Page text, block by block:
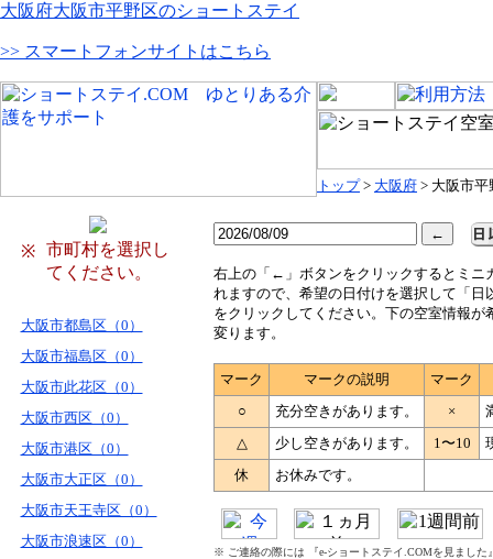
大阪府大阪市平野区のショートステイ
>> スマートフォンサイトはこちら
トップ> 大阪府 > 大阪市平
※
市町村を選択し
てください。
大阪市都島区（0）
大阪市福島区（0）
大阪市此花区（0）
大阪市西区（0）
大阪市港区（0）
大阪市大正区（0）
大阪市天王寺区（0）
大阪市浪速区（0）
右上の「←」ボタンをクリックするとミニ
れますので、希望の日付けを選択して「日
をクリックしてください。下の空室情報が
変ります。
マーク マークの説明
マーク
○
充分空きがあります。 ×
△
少し空きがあります。 1〜10
休
お休みです。
※ ご連絡の際には 『e-ショートステイ.COMを見まし